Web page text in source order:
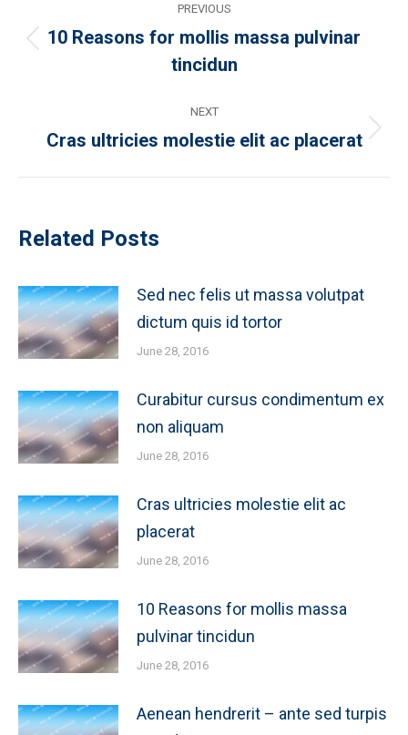
navigation
PREVIOUS
Previous
post:
10 Reasons for mollis massa pulvinar
tincidun
NEXT
Next
Cras ultricies molestie elit ac placerat
Related Posts
Sed nec felis ut massa volutpat
dictum quis id tortor
June 28, 2016
Curabitur cursus condimentum ex
non aliquam
June 28, 2016
Cras ultricies molestie elit ac
placerat
June 28, 2016
10 Reasons for mollis massa
pulvinar tincidun
June 28, 2016
Aenean hendrerit – ante sed turpis